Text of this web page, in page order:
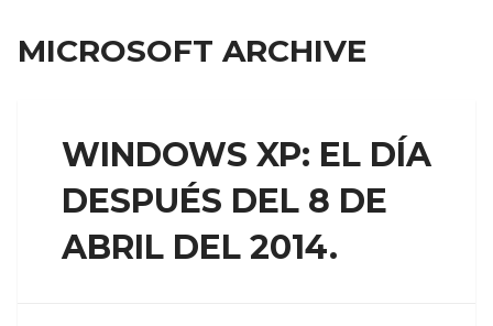
MICROSOFT ARCHIVE
WINDOWS XP: EL DÍA
DESPUÉS DEL 8 DE
ABRIL DEL 2014.